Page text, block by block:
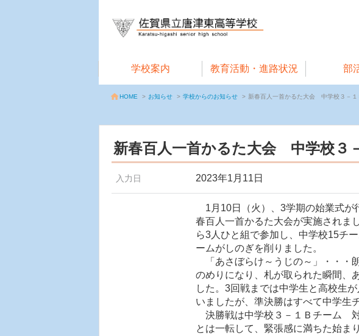
学校案内 教育活動・進路状況 部
HOME > お知らせ > 学校からのお知らせ > 新春百人一首かるた大会 中学校３－１
新春百人一首かるた大会 中学校３
入力日 2023年1月11日
1月10日（火）、3学期の始業式が
春百人一首かるた大会が実施されま
ら3人ひと組で参加し、中学校15チ
ームがしのぎを削りました。
「あさぼらけ～うじの～」・・・
のめりになり、札が取られた瞬間、
した。3回戦までは中学生と高校生
いましたが、準決勝はすべて中学生
決勝戦は中学校３－１Ｂチーム
とは一転して、緊張感に満ちた始ま